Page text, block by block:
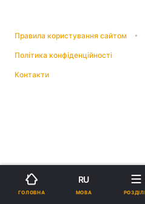
Правила користування сайтом
Політика конфіденційності
Контакти
ГОЛОВНА
RU
МОВА